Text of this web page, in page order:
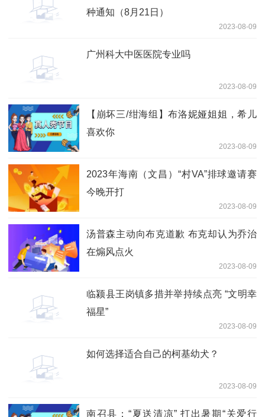
种通知（8月21日）
2023-08-09
广州科大中医医院专业吗
2023-08-09
【崩坏三/绀海组】布洛妮娅姐姐，希儿
喜欢你
2023-08-09
2023年海南（文昌）“村VA”排球邀请赛
今晚开打
2023-08-09
汤普森主动向布克道歉 布克却认为乔治
在煽风点火
2023-08-09
临颍县王岗镇多措并举持续点亮 “文明幸
福星”
2023-08-09
如何选择适合自己的柯基幼犬？
2023-08-09
南召县：“夏送清凉” 打出暑期“关爱行